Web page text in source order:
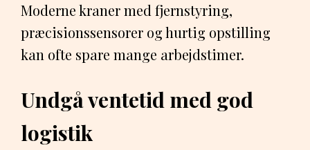
Moderne kraner med fjernstyring,
præcisionssensorer og hurtig opstilling
kan ofte spare mange arbejdstimer.
Undgå ventetid med god
logistik